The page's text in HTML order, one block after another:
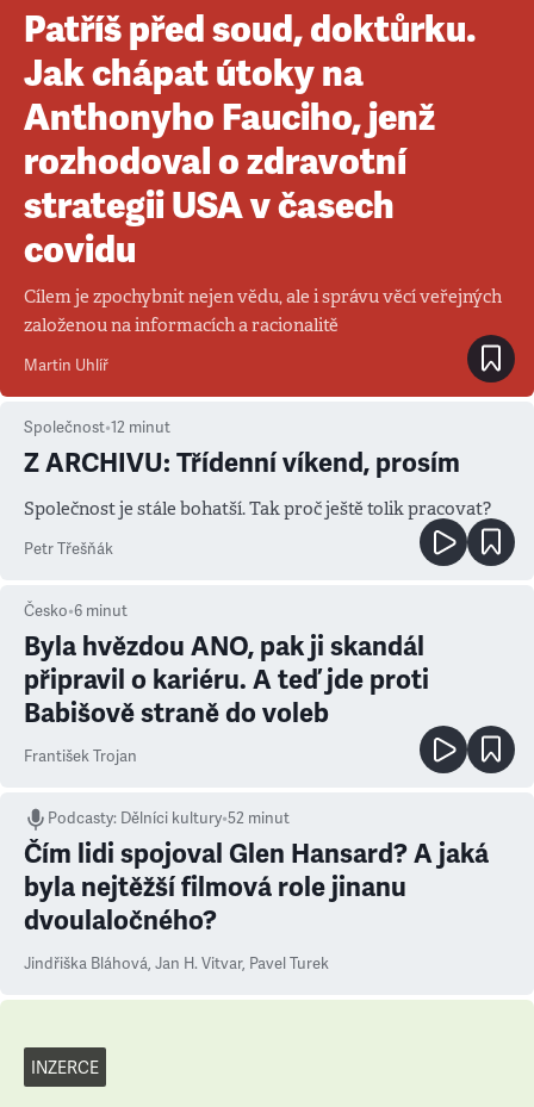
Patříš před soud, doktůrku.
Jak chápat útoky na
Anthonyho Fauciho, jenž
rozhodoval o zdravotní
strategii USA v časech
covidu
Cílem je zpochybnit nejen vědu, ale i správu věcí veřejných
založenou na informacích a racionalitě
Martin Uhlíř
Společnost•12 minut
Z ARCHIVU: Třídenní víkend, prosím
Společnost je stále bohatší. Tak proč ještě tolik pracovat?
Petr Třešňák
Česko•6 minut
Byla hvězdou ANO, pak ji skandál
připravil o kariéru. A teď jde proti
Babišově straně do voleb
František Trojan
Podcasty: Dělníci kultury•52 minut
Čím lidi spojoval Glen Hansard? A jaká
byla nejtěžší filmová role jinanu
dvoulaločného?
Jindřiška Bláhová, Jan H. Vitvar, Pavel Turek
INZERCE